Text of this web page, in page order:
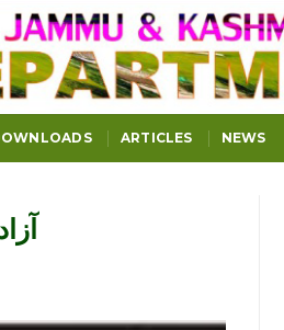
ARTICLES NEWS